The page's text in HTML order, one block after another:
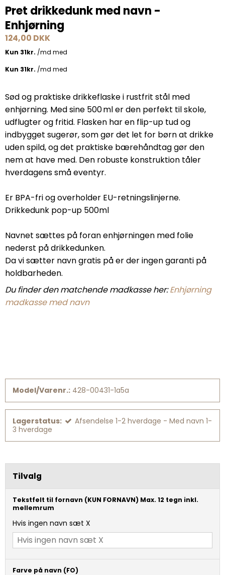
Pret drikkedunk med navn -
Enhjørning
124,00 DKK
Sød og praktiske drikkeflaske i rustfrit stål med
enhjørning. Med sine 500 ml er den perfekt til skole,
udflugter og fritid. Flasken har en flip-up tud og
indbygget sugerør, som gør det let for børn at drikke
uden spild, og det praktiske bærehåndtag gør den
nem at have med. Den robuste konstruktion tåler
hverdagens små eventyr.
Er BPA-fri og overholder EU-retningslinjerne.
Drikkedunk pop-up 500ml
Navnet sættes på foran enhjørningen med folie
nederst på drikkedunken.
Da vi sætter navn gratis på er der ingen garanti på
holdbarheden.
Du finder den matchende madkasse her:Enhjørning
madkasse med navn
Model/Varenr.: 428-00431-1a5a
Lagerstatus:
Afsendelse 1-2 hverdage - Med navn 1-
3 hverdage
Tilvalg
Tekstfelt til fornavn (KUN FORNAVN) Max. 12 tegn inkl.
mellemrum
Hvis ingen navn sæt X
Farve på navn (FO)